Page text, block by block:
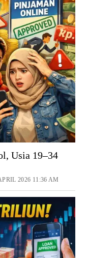
Usia 19–34
2026 11:36 AM